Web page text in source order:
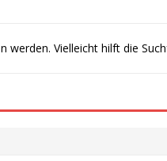
werden. Vielleicht hilft die